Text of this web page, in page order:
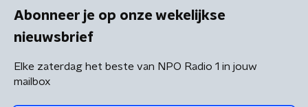
Abonneer je op onze wekelijkse
nieuwsbrief
Elke zaterdag het beste van NPO Radio 1 in jouw
mailbox